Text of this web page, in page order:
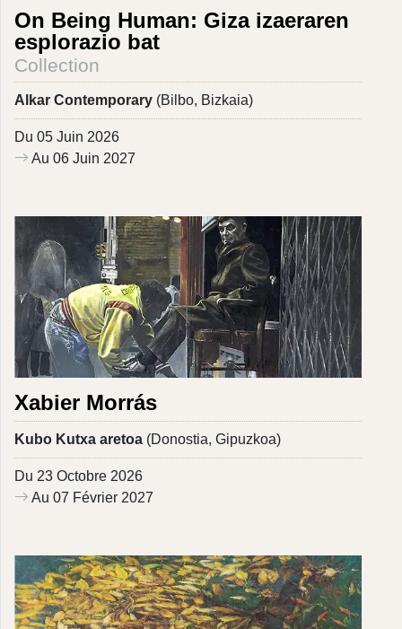
On Being Human: Giza izaeraren
esplorazio bat
Collection
Alkar Contemporary (Bilbo, Bizkaia)
Du 05 Juin 2026
Au 06 Juin 2027
Xabier Morrás
Kubo Kutxa aretoa (Donostia, Gipuzkoa)
Du 23 Octobre 2026
Au 07 Février 2027